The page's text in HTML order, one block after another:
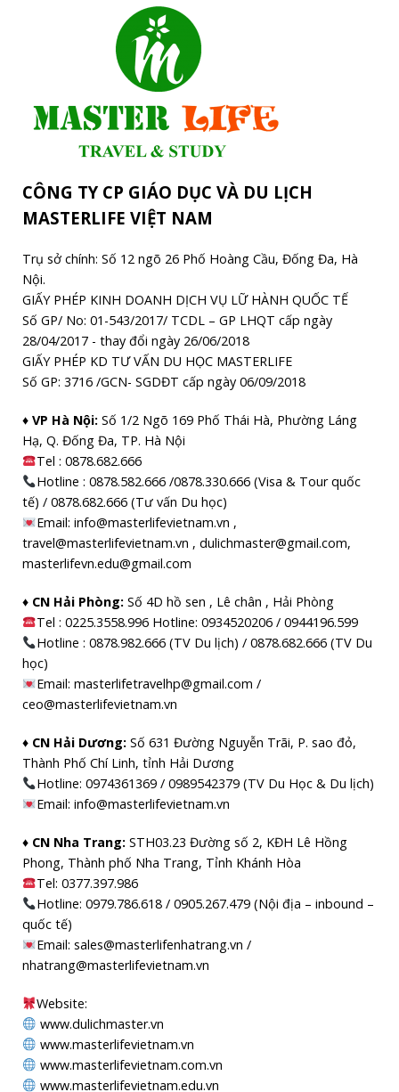
CÔNG TY CP GIÁO DỤC VÀ DU LỊCH
MASTERLIFE VIỆT NAM
Trụ sở chính: Số 12 ngõ 26 Phố Hoàng Cầu, Đống Đa, Hà
Nội.
GIẤY PHÉP KINH DOANH DỊCH VỤ LỮ HÀNH QUỐC TẾ
Số GP/ No: 01-543/2017/ TCDL – GP LHQT cấp ngày
28/04/2017 - thay đổi ngày 26/06/2018
GIẤY PHÉP KD TƯ VẤN DU HỌC MASTERLIFE
Số GP: 3716 /GCN- SGDĐT cấp ngày 06/09/2018
♦ VP Hà Nội: Số 1/2 Ngõ 169 Phố Thái Hà, Phường Láng
Hạ, Q. Đống Đa, TP. Hà Nội
Tel :0878.682.666
Hotline : 0878.582.666 /0878.330.666 (Visa & Tour quốc
tế) / 0878.682.666 (Tư vấn Du học)
Email: info@masterlifevietnam.vn ,
travel@masterlifevietnam.vn , dulichmaster@gmail.com,
masterlifevn.edu@gmail.com
♦ CN Hải Phòng: Số 4D hồ sen , Lê chân , Hải Phòng
Tel : 0225.3558.996 Hotline: 0934520206 / 0944196.599
Hotline : 0878.982.666 (TV Du lịch) / 0878.682.666 (TV Du
học)
Email: masterlifetravelhp@gmail.com /
ceo@masterlifevietnam.vn
♦ CN Hải Dương: Số 631 Đường Nguyễn Trãi, P. sao đỏ,
Thành Phố Chí Linh, tỉnh Hải Dương
Hotline: 0974361369 / 0989542379 (TV Du Học & Du lịch)
Email: info@masterlifevietnam.vn
♦ CN Nha Trang: STH03.23 Đường số 2, KĐH Lê Hồng
Phong, Thành phố Nha Trang, Tỉnh Khánh Hòa
Tel: 0377.397.986
Hotline: 0979.786.618 / 0905.267.479 (Nội địa – inbound –
quốc tế)
Email: sales@masterlifenhatrang.vn /
nhatrang@masterlifevietnam.vn
Website:
www.dulichmaster.vn
www.masterlifevietnam.vn
www.masterlifevietnam.com.vn
www.masterlifevietnam.edu.vn